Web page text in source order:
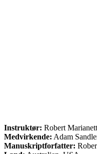
Instruktør: Robert
Medvirkende: Adam
Manuskriptforfatter: